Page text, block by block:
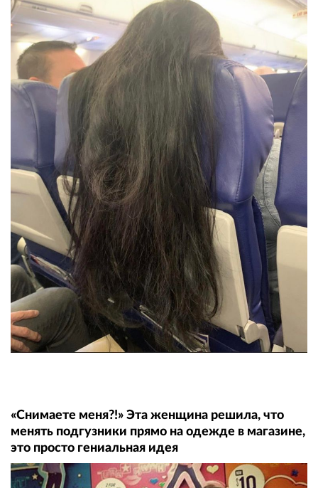
«Снимаете меня?!» Эта женщина решила, что
менять подгузники прямо на одежде в магазине,
это просто гениальная идея